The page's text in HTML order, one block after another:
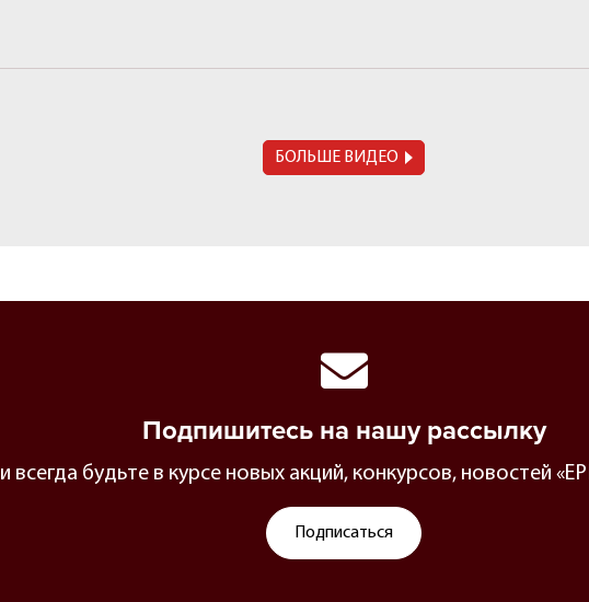
БОЛЬШЕ ВИДЕО
Подпишитесь на нашу рассылку
и всегда будьте в курсе новых акций, конкурсов, новостей
Подписаться